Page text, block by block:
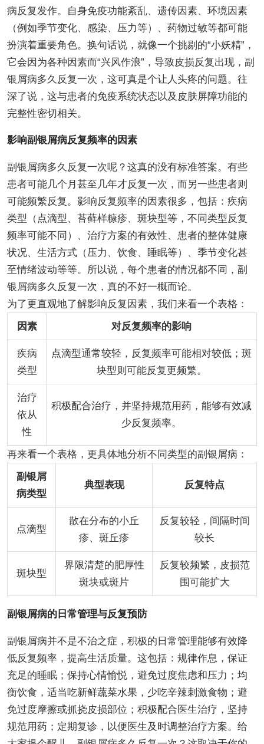
病反复发作。自身免疫功能紊乱、遗传因素、环境因素
（例如季节变化、感染、压力等）、药物过敏等都可能
扮演着重要角色。换句话说，就像一个挑剔的“小妖精”，
它会因为各种因素而“兴风作浪”，导致皮损反复出现，副
银屑病多久反复一次，这可真是个让人头疼的问题。往
深了说，这与患者的免疫系统状态以及皮肤屏障功能的
完整性密切相关。
影响副银屑病反复频率的因素
副银屑病多久反复一次呢？这真的没有标准答案。有些
患者可能几个月甚至几年才反复一次，而另一些患者则
可能频繁反复。影响反复频率的因素很多，包括：疾病
类型（点滴型、苔藓样糠疹、斑块型等，不同类型反复
频率可能不同）、治疗方案的有效性、患者的整体健康
状况、生活方式（压力、饮食、睡眠等）、季节变化甚
至情绪波动等等。所以说，每个患者的情况都不同，副
银屑病多久反复一次，真的不好一概而论。
为了更直观地了解影响反复因素，我们来看一个表格：
因素
对反复频率的影响
疾病
类型
点滴型通常较轻，反复频率可能相对较低；斑
块型则可能反复更频繁。
治疗
依从
性
积极配合治疗，并坚持规范用药，能够有效减
少反复频率。
再来看一个表格，更具体地分析不同类型的副银屑病：
副银屑
病类型
典型表现 反复特点
点滴型
散在分布的小丘
疹、斑丘疹
反复较轻，间隔时间
较长
斑块型
界限清楚的肥厚性
斑块或斑片
反复较频繁，皮损范
围可能扩大
副银屑病的日常管理与反复预防
副银屑病并不是不治之症，积极的日常管理能够有效降
低反复频率，提高生活质量。这包括：规律作息，保证
充足的睡眠；保持心情愉悦，避免过度焦虑和压力；均
衡饮食，适当吃新鲜蔬菜水果，少吃辛辣刺激食物；避
免过度摩擦或抓挠皮损部位；积极配合医生治疗，坚持
规范用药；定期复诊，以便医生及时调整治疗方案。给